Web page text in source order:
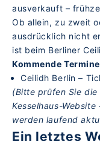
ausverkauft –
Ob allein, zu zweit
ausdrücklich nicht
ist beim Berliner
Kommende
Ceilidh Berlin –
(Bitte prüfen Sie
Kesselhaus-
werden laufend
Ein letztes